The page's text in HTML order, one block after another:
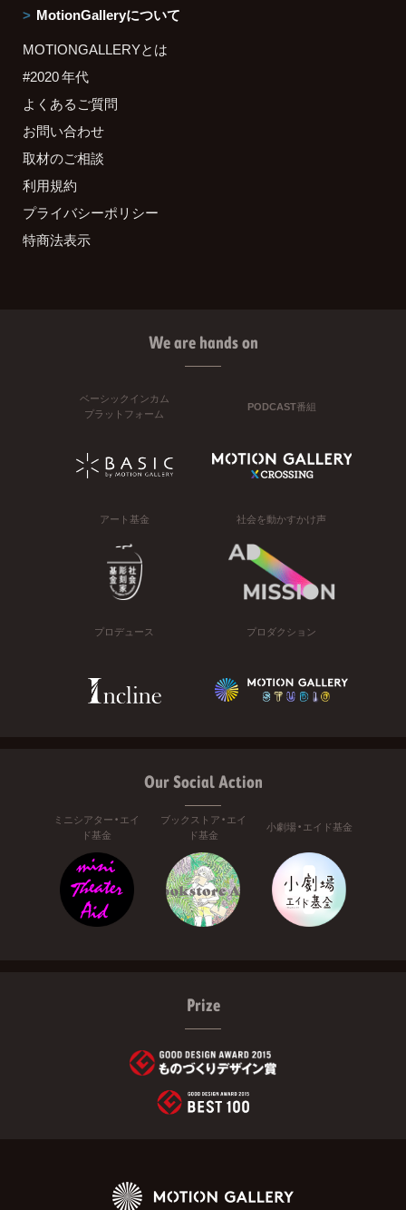
MotionGalleryについて
MOTIONGALLERYとは
#2020 年代
よくあるご質問
お問い合わせ
取材のご相談
利用規約
プライバシーポリシー
特商法表示
We are hands on
ベーシックインカム
プラットフォーム
PODCAST番組
アート基金 社会を動かすかけ声
プロデュース プロダクション
Our Social Action
ミニシアター・エイ
ド基金
ブックストア・エイ
ド基金
小劇場・エイド基金
Prize